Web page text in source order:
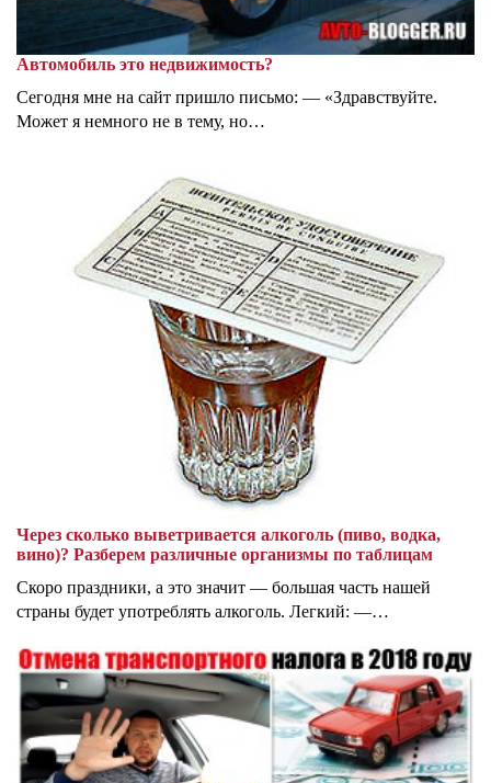
Автомобиль это недвижимость?
Сегодня мне на сайт пришло письмо: — «Здравствуйте.
Может я немного не в тему, но…
Через сколько выветривается алкоголь (пиво, водка,
вино)? Разберем различные организмы по таблицам
Скоро праздники, а это значит — большая часть нашей
страны будет употреблять алкоголь. Легкий: —…